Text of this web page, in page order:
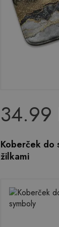
34.99
Koberček do
žilkami